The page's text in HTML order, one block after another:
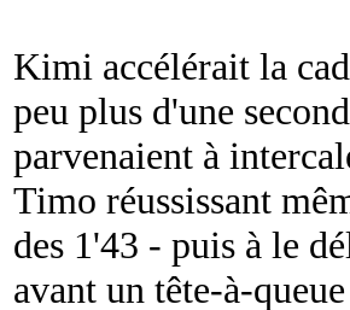
Kimi accélérait la
peu plus d'une
parvenaient à
Timo réussissant
des 1'43 - puis à le
avant un tête-à-